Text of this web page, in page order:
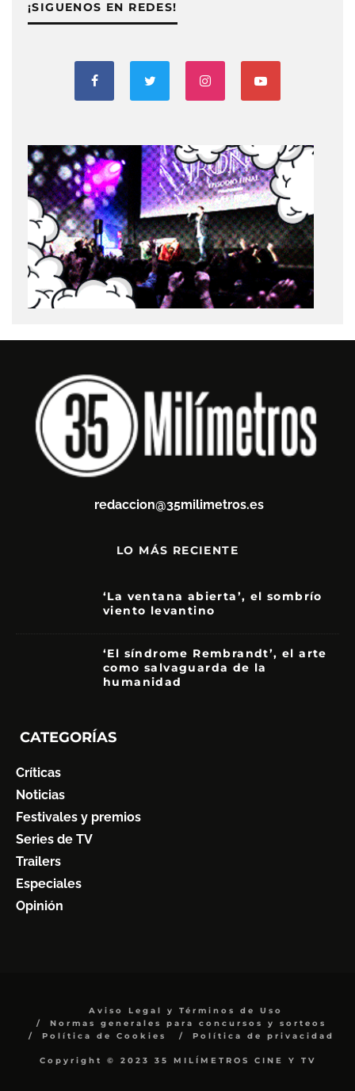
¡SIGUENOS EN REDES!
redaccion@35milimetros.es
LO MÁS RECIENTE
‘La ventana abierta’, el sombrío
viento levantino
‘El síndrome Rembrandt’, el arte
como salvaguarda de la
humanidad
CATEGORÍAS
Críticas
Noticias
Festivales y premios
Series de TV
Trailers
Especiales
Opinión
Aviso Legal y Términos de Uso
Normas generales para concursos y sorteos
Política de Cookies
Política de privacidad
Copyright © 2023 35 MILÍMETROS CINE Y TV